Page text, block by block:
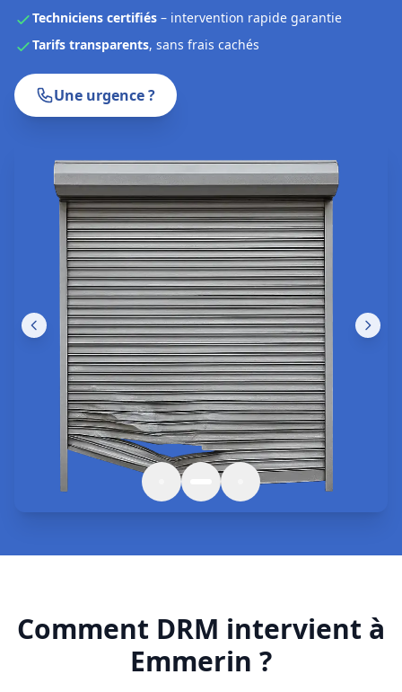
Techniciens certifiés – intervention rapide garantie
Tarifs transparents, sans frais cachés
Une urgence ?
Comment DRM intervient à
Emmerin ?